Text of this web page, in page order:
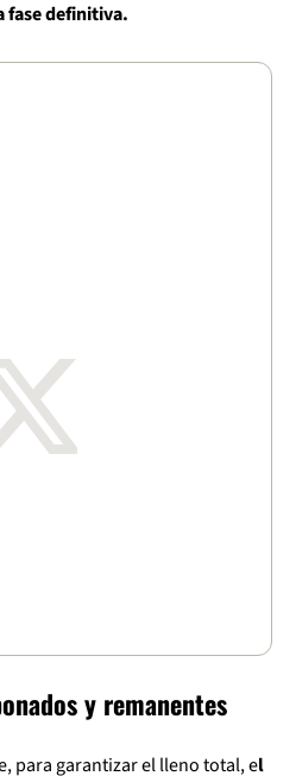
fase definitiva.
y remanentes
para garantizar el lleno total, el